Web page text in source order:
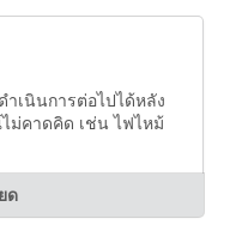
เนินการต่อไปได้หลัง
ม่คาดคิด เช่น ไฟไหม้
ด